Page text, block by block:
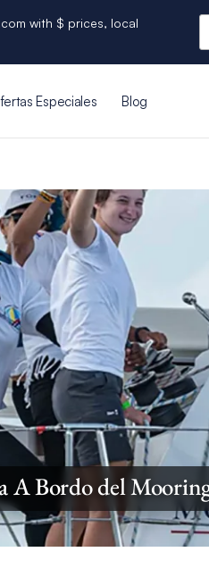
with $ prices, local
Especiales Blog
A Bordo del